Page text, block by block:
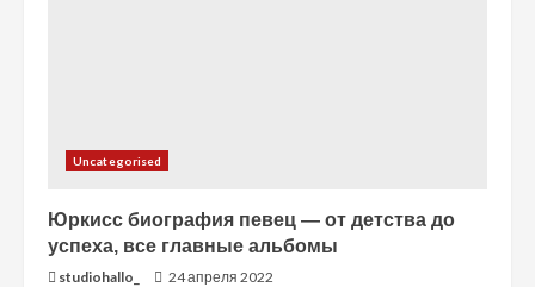
Uncategorised
Юркисс биография певец — от детства до
успеха, все главные альбомы
studiohallo_ 24 апреля 2022